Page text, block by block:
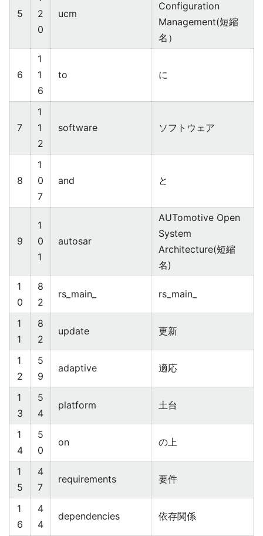
5
2
0
ucm
Configuration
Management(短縮
名）
6
1
1
6
to に
7
1
1
2
software ソフトウェア
8
1
0
7
and と
9
1
0
1
autosar
AUTomotive Open
System
Architecture(短縮
名)
1
0
8
2
rs_main_ rs_main_
1
1
8
2
update 更新
1
2
5
9
adaptive 適応
1
3
5
4
platform 土台
1
4
5
0
on の上
1
5
4
7
requirements 要件
1
6
4
4
dependencies 依存関係